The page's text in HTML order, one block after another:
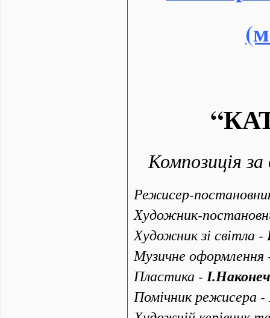
“
Композиція
Режисер-
Художник-
Художник зі світла -
Музичне
Пластика -
Помічник режисера -